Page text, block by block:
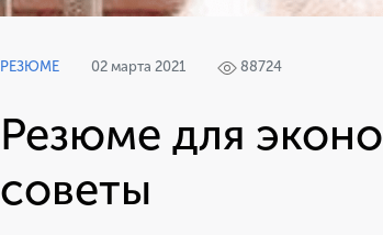
РЕЗЮМЕ 02 марта 2021 88724
Резюме для
советы